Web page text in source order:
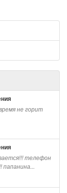
не горит
телефон
папанина...